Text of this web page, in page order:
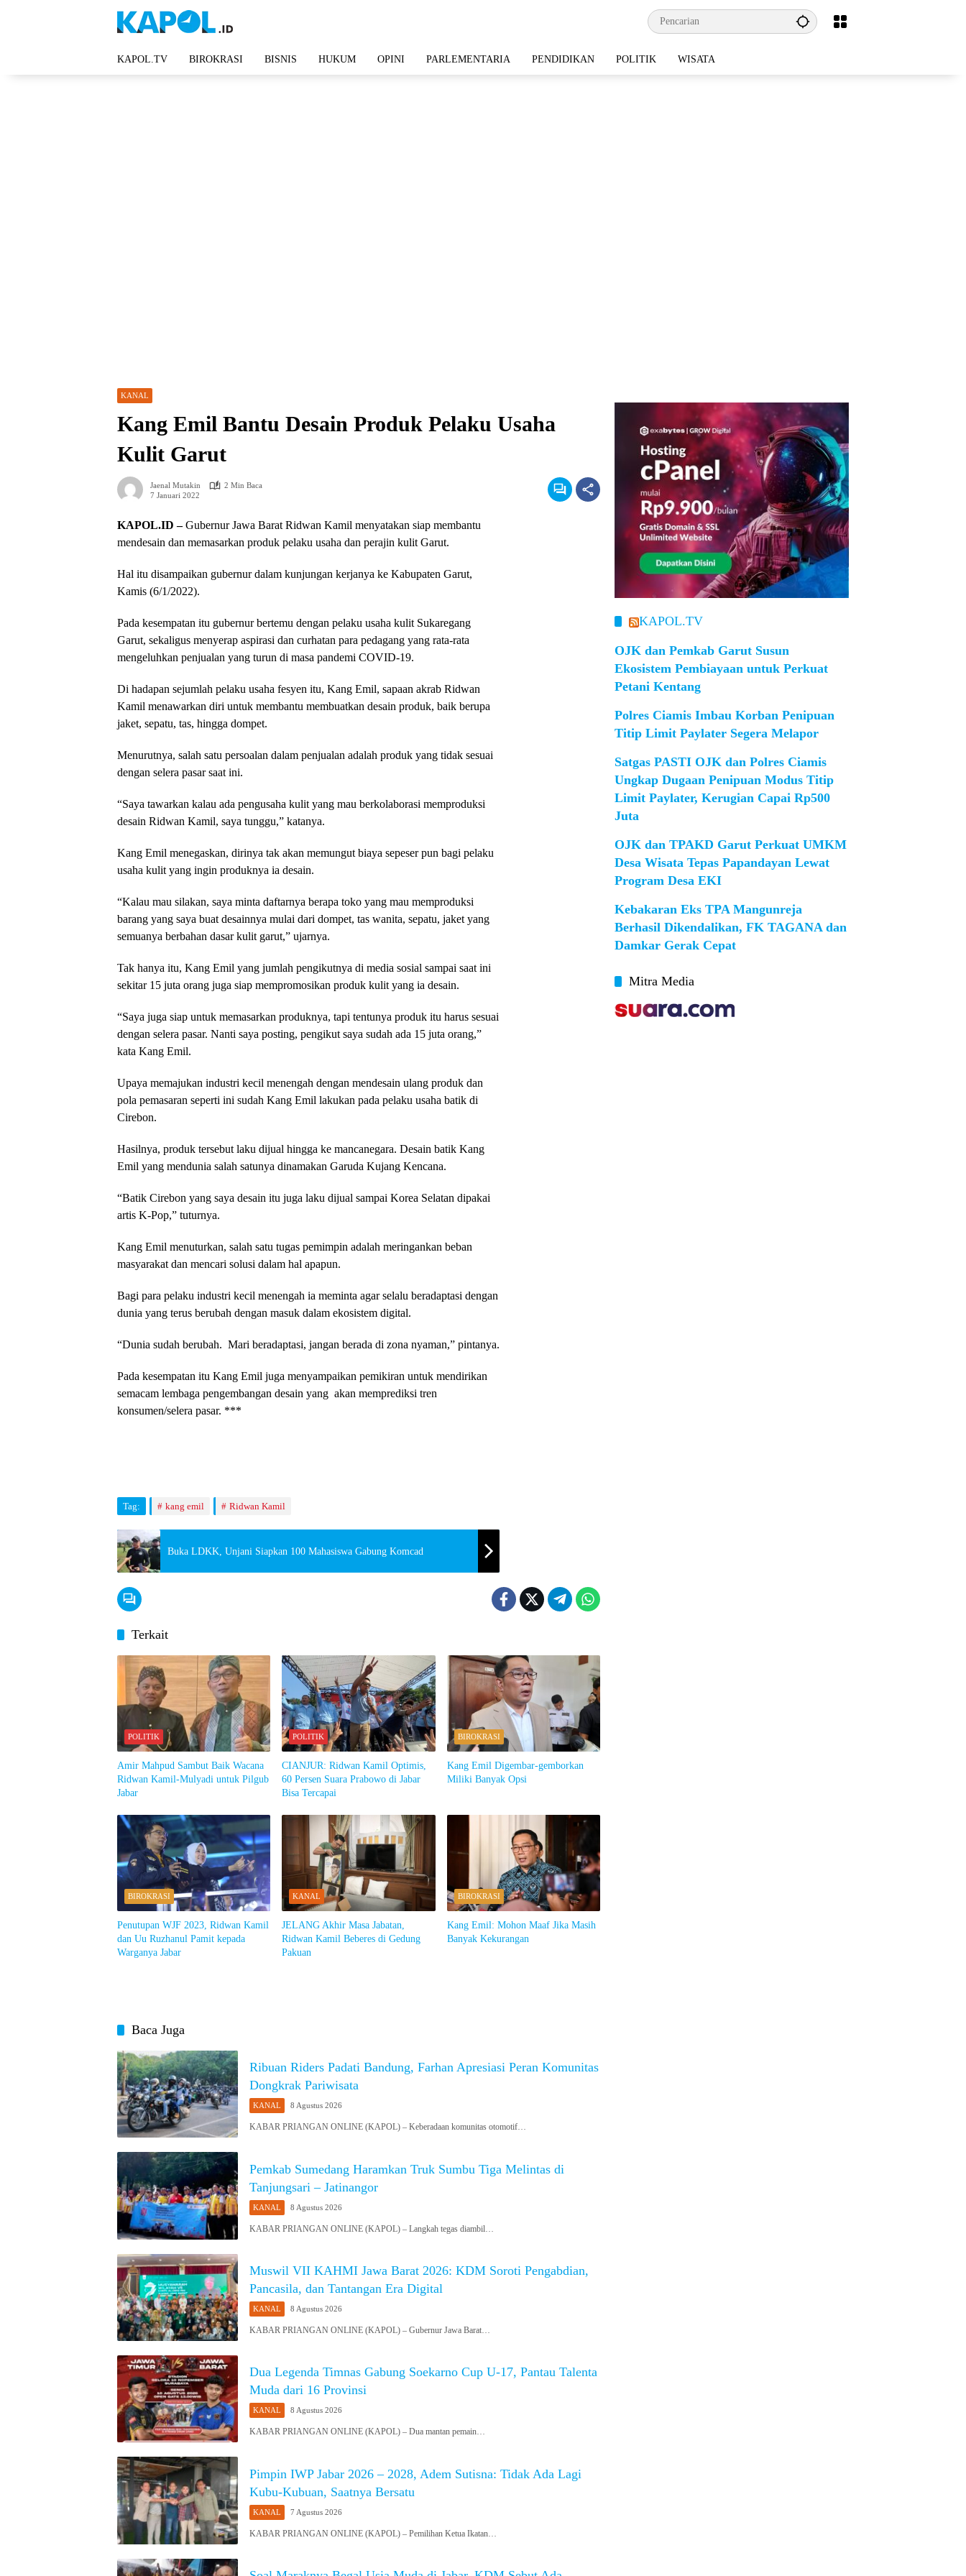
KAPOL.TV BIROKRASI BISNIS HUKUM OPINI PARLEMENTARIA PENDIDIKAN POLITIK WISATA
KANAL
Kang Emil Bantu Desain Produk Pelaku Usaha
Kulit Garut
Jaenal Mutakin
2 Min Baca
7 Januari 2022
KAPOL.ID –Gubernur Jawa Barat Ridwan Kamil menyatakan siap membantu
mendesain dan memasarkan produk pelaku usaha dan perajin kulit Garut.
Hal itu disampaikan gubernur dalam kunjungan kerjanya ke Kabupaten Garut,
Kamis (6/1/2022).
Pada kesempatan itu gubernur bertemu dengan pelaku usaha kulit Sukaregang
Garut, sekaligus menyerap aspirasi dan curhatan para pedagang yang rata-rata
mengeluhkan penjualan yang turun di masa pandemi COVID-19.
Di hadapan sejumlah pelaku usaha fesyen itu, Kang Emil, sapaan akrab Ridwan
Kamil menawarkan diri untuk membantu membuatkan desain produk, baik berupa
jaket, sepatu, tas, hingga dompet.
Menurutnya, salah satu persoalan dalam penjualan adalah produk yang tidak sesuai
dengan selera pasar saat ini.
“Saya tawarkan kalau ada pengusaha kulit yang mau berkolaborasi memproduksi
desain Ridwan Kamil, saya tunggu,” katanya.
Kang Emil menegaskan, dirinya tak akan memungut biaya sepeser pun bagi pelaku
usaha kulit yang ingin produknya ia desain.
“Kalau mau silakan, saya minta daftarnya berapa toko yang mau memproduksi
barang yang saya buat desainnya mulai dari dompet, tas wanita, sepatu, jaket yang
semuanya berbahan dasar kulit garut,” ujarnya.
Tak hanya itu, Kang Emil yang jumlah pengikutnya di media sosial sampai saat ini
sekitar 15 juta orang juga siap mempromosikan produk kulit yang ia desain.
“Saya juga siap untuk memasarkan produknya, tapi tentunya produk itu harus sesuai
dengan selera pasar. Nanti saya posting, pengikut saya sudah ada 15 juta orang,”
kata Kang Emil.
Upaya memajukan industri kecil menengah dengan mendesain ulang produk dan
pola pemasaran seperti ini sudah Kang Emil lakukan pada pelaku usaha batik di
Cirebon.
Hasilnya, produk tersebut laku dijual hingga ke mancanegara. Desain batik Kang
Emil yang mendunia salah satunya dinamakan Garuda Kujang Kencana.
“Batik Cirebon yang saya desain itu juga laku dijual sampai Korea Selatan dipakai
artis K-Pop,” tuturnya.
Kang Emil menuturkan, salah satu tugas pemimpin adalah meringankan beban
masyarakat dan mencari solusi dalam hal apapun.
Bagi para pelaku industri kecil menengah ia meminta agar selalu beradaptasi dengan
dunia yang terus berubah dengan masuk dalam ekosistem digital.
“Dunia sudah berubah. Mari beradaptasi, jangan berada di zona nyaman,” pintanya.
Pada kesempatan itu Kang Emil juga menyampaikan pemikiran untuk mendirikan
semacam lembaga pengembangan desain yang akan memprediksi tren
konsumen/selera pasar. ***
Tag: kang emil Ridwan Kamil
Buka LDKK, Unjani Siapkan 100 Mahasiswa Gabung Komcad
Terkait
POLITIK
Amir Mahpud Sambut Baik Wacana
Ridwan Kamil-Mulyadi untuk Pilgub
Jabar
POLITIK
CIANJUR: Ridwan Kamil Optimis,
60 Persen Suara Prabowo di Jabar
Bisa Tercapai
BIROKRASI
Kang Emil Digembar-gemborkan
Miliki Banyak Opsi
BIROKRASI
Penutupan WJF 2023, Ridwan Kamil
dan Uu Ruzhanul Pamit kepada
Warganya Jabar
KANAL
JELANG Akhir Masa Jabatan,
Ridwan Kamil Beberes di Gedung
Pakuan
BIROKRASI
Kang Emil: Mohon Maaf Jika Masih
Banyak Kekurangan
Baca Juga
Ribuan Riders Padati Bandung, Farhan Apresiasi Peran Komunitas
Dongkrak Pariwisata
KANAL 8 Agustus 2026
KABAR PRIANGAN ONLINE (KAPOL) – Keberadaan komunitas otomotif…
Pemkab Sumedang Haramkan Truk Sumbu Tiga Melintas di
Tanjungsari – Jatinangor
KANAL 8 Agustus 2026
KABAR PRIANGAN ONLINE (KAPOL) – Langkah tegas diambil…
Muswil VII KAHMI Jawa Barat 2026: KDM Soroti Pengabdian,
Pancasila, dan Tantangan Era Digital
KANAL 8 Agustus 2026
KABAR PRIANGAN ONLINE (KAPOL) – Gubernur Jawa Barat…
Dua Legenda Timnas Gabung Soekarno Cup U-17, Pantau Talenta
Muda dari 16 Provinsi
KANAL 8 Agustus 2026
KABAR PRIANGAN ONLINE (KAPOL) – Dua mantan pemain…
Pimpin IWP Jabar 2026 – 2028, Adem Sutisna: Tidak Ada Lagi
Kubu-Kubuan, Saatnya Bersatu
KANAL 7 Agustus 2026
KABAR PRIANGAN ONLINE (KAPOL) – Pemilihan Ketua Ikatan…
KAPOL.TV
OJK dan Pemkab Garut Susun
Ekosistem Pembiayaan untuk Perkuat
Petani Kentang
Polres Ciamis Imbau Korban Penipuan
Titip Limit Paylater Segera Melapor
Satgas PASTI OJK dan Polres Ciamis
Ungkap Dugaan Penipuan Modus Titip
Limit Paylater, Kerugian Capai Rp500
Juta
OJK dan TPAKD Garut Perkuat UMKM
Desa Wisata Tepas Papandayan Lewat
Program Desa EKI
Kebakaran Eks TPA Mangunreja
Berhasil Dikendalikan, FK TAGANA dan
Damkar Gerak Cepat
Mitra Media